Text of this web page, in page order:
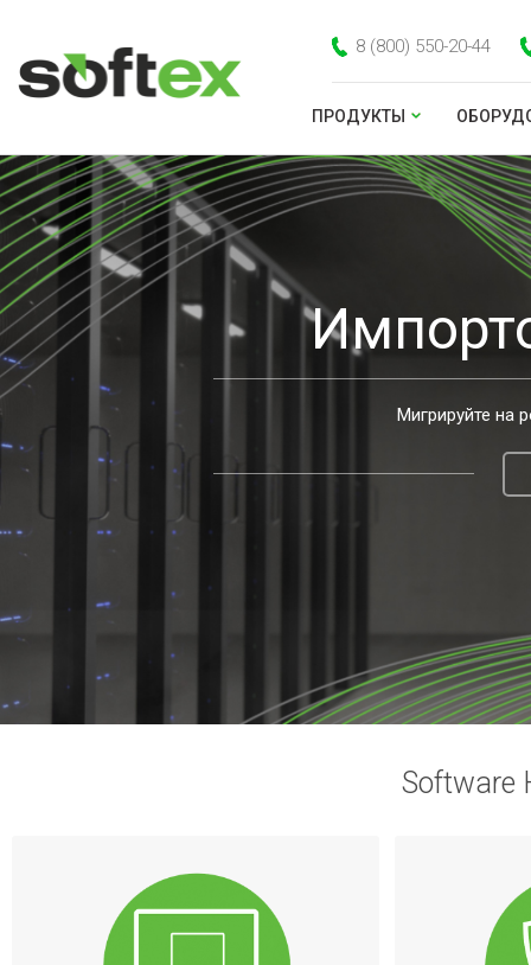
8 (800) 550-20-44
ПРОДУКТЫ
Мигрируйте на
Software